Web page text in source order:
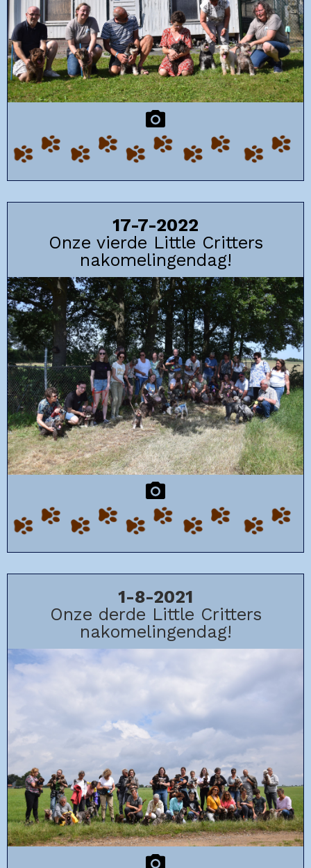
17-7-2022
Onze vierde Little Critters
nakomelingendag!
1-8-2021
Onze derde Little Critters
nakomelingendag!